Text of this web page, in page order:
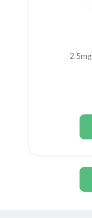
2.5mg